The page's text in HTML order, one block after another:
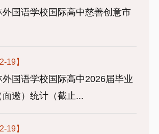
外国语学校国际高中慈善创意市
19】
国语学校国际高中2026届毕业
邀）统计（截止...
19】